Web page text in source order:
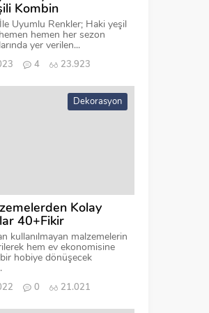
Kombin
Uyumlu Renkler; Haki yeşil
hemen her sezon
yer verilen...
4 23.923
Dekorasyon
Kolay
40+Fikir
kullanılmayan malzemelerin
hem ev ekonomisine
hobiye dönüşecek
0 21.021